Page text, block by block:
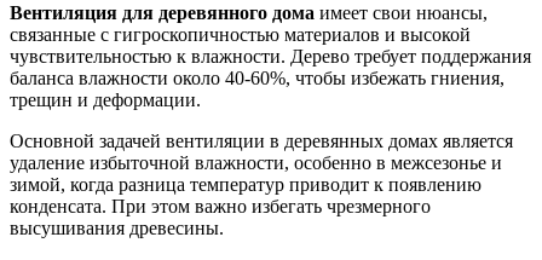
Вентиляция для деревянного дома имеет свои нюансы,
связанные с гигроскопичностью материалов и высокой
чувствительностью к влажности. Дерево требует поддержания
баланса влажности около 40-60%, чтобы избежать гниения,
трещин и деформации.
Основной задачей вентиляции в деревянных домах является
удаление избыточной влажности, особенно в межсезонье и
зимой, когда разница температур приводит к появлению
конденсата. При этом важно избегать чрезмерного
высушивания древесины.